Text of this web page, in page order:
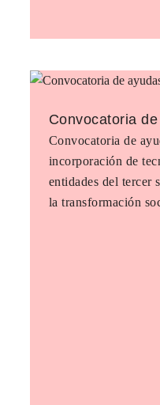
Convocatoria
Convocatoria de
incorporación de
entidades del tercer
la transformación